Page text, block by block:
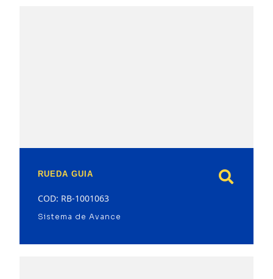
RUEDA GUIA
COD: RB-1001063
Sistema de Avance